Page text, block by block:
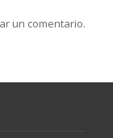
un comentario.